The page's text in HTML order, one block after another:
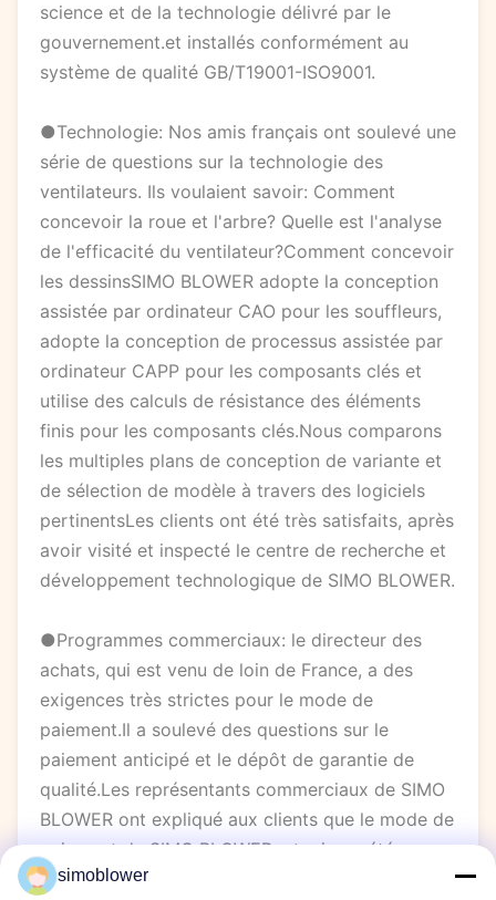
science et de la technologie délivré par le
gouvernement.et installés conformément au
système de qualité GB/T19001-ISO9001.
●Technologie: Nos amis français ont soulevé une
série de questions sur la technologie des
ventilateurs. Ils voulaient savoir: Comment
concevoir la roue et l'arbre? Quelle est l'analyse
de l'efficacité du ventilateur?Comment concevoir
les dessinsSIMO BLOWER adopte la conception
assistée par ordinateur CAO pour les souffleurs,
adopte la conception de processus assistée par
ordinateur CAPP pour les composants clés et
utilise des calculs de résistance des éléments
finis pour les composants clés.Nous comparons
les multiples plans de conception de variante et
de sélection de modèle à travers des logiciels
pertinentsLes clients ont été très satisfaits, après
avoir visité et inspecté le centre de recherche et
développement technologique de SIMO BLOWER.
●Programmes commerciaux: le directeur des
achats, qui est venu de loin de France, a des
exigences très strictes pour le mode de
paiement.Il a soulevé des questions sur le
paiement anticipé et le dépôt de garantie de
qualité.Les représentants commerciaux de SIMO
BLOWER ont expliqué aux clients que le mode de
paiement de SIMO BLOWER a toujours été
conforme au mode de paiement général du
simoblower